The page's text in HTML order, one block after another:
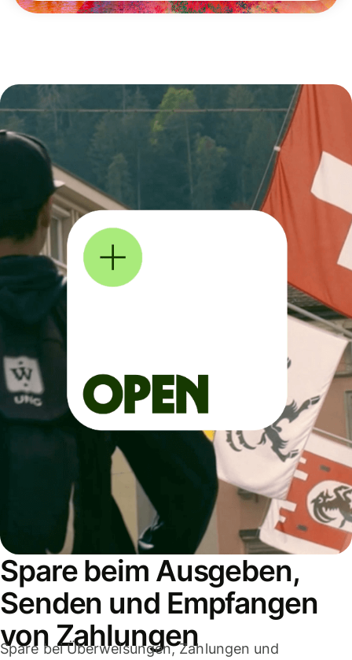
Spare beim Ausgeben,
Senden und Empfangen
von Zahlungen
Spare bei Überweisungen, Zahlungen und